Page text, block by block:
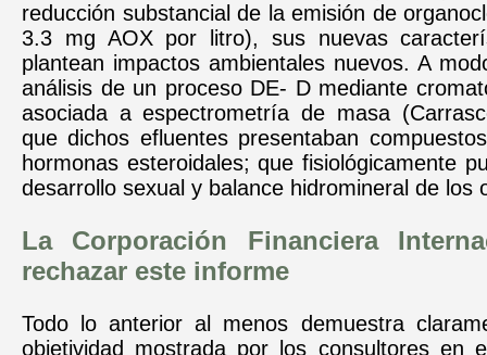
reducción substancial de la emisión de
3.3 mg AOX por litro), sus nuevas
plantean impactos ambientales nuevos. A
análisis de un proceso DE- D mediante
asociada a espectrometría de masa
que dichos efluentes presentaban
hormonas esteroidales; que fisiológicamente
desarrollo sexual y balance hidromineral de los
La Corporación Financiera
rechazar este informe
Todo lo anterior al menos demuestra
objetividad mostrada por los consultores en